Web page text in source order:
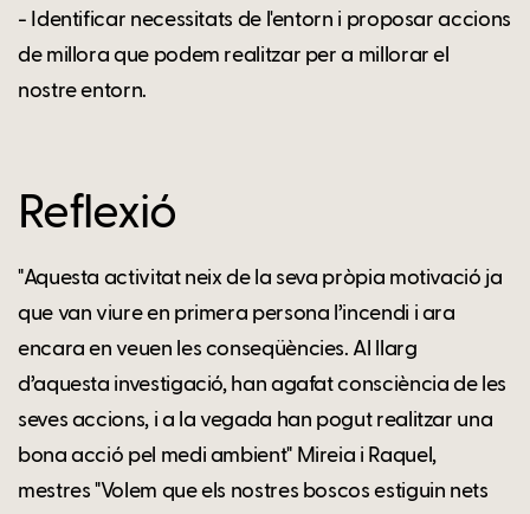
- Identificar necessitats de l'entorn i proposar accions
de millora que podem realitzar per a millorar el
nostre entorn.
Reflexió
"Aquesta activitat neix de la seva pròpia motivació ja
que van viure en primera persona l’incendi i ara
encara en veuen les conseqüències. Al llarg
d’aquesta investigació, han agafat consciència de les
seves accions, i a la vegada han pogut realitzar una
bona acció pel medi ambient" Mireia i Raquel,
mestres "Volem que els nostres boscos estiguin nets